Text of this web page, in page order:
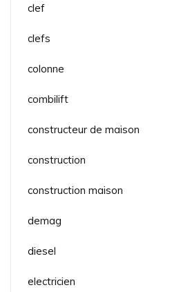
clef
clefs
colonne
combilift
constructeur de maison
construction
construction maison
demag
diesel
electricien